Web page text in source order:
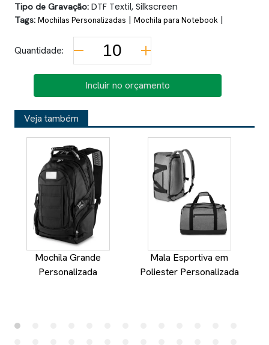
Tipo de Gravação: DTF Textil, Silkscreen
Tags: Mochilas Personalizadas | Mochila para Notebook |
Quantidade:
Incluir no orçamento
Veja também
Mochila Grande
Personalizada
Mala Esportiva em
Poliester Personalizada